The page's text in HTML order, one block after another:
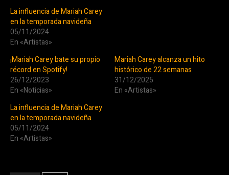
La influencia de Mariah Carey
en la temporada navideña
05/11/2024
En «Artistas»
¡Mariah Carey bate su propio
récord en Spotify!
26/12/2023
En «Noticias»
Mariah Carey alcanza un hito
histórico de 22 semanas
31/12/2025
En «Artistas»
La influencia de Mariah Carey
en la temporada navideña
05/11/2024
En «Artistas»